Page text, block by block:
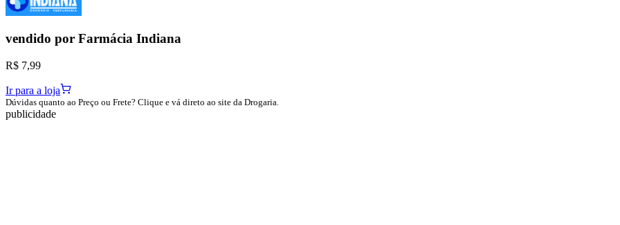
vendido por Farmácia Indiana
R$ 7,99
Ir para a loja
Dúvidas quanto ao Preço ou Frete? Clique e vá direto ao site da Drogaria.
publicidade